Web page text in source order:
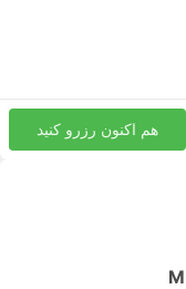
هم اکنون رزرو کنید